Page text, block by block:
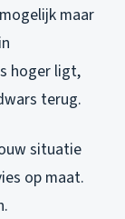
maar
hoger ligt,
terug.
situatie
op maat.